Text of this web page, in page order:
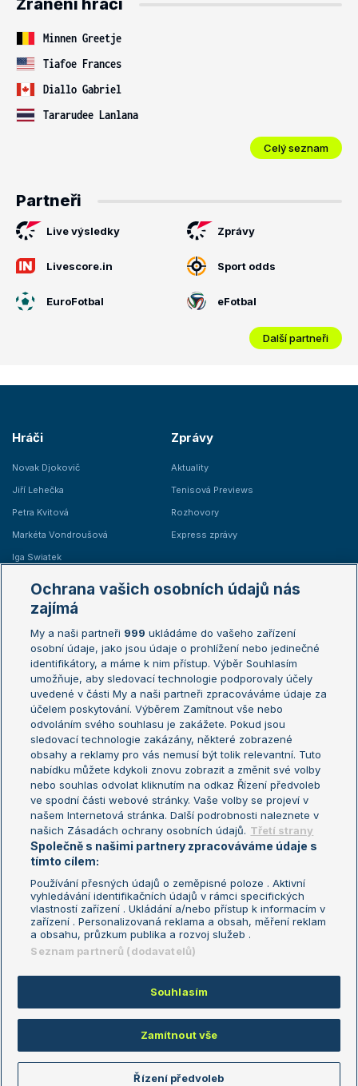
Zranění hráči
Minnen Greetje
Tiafoe Frances
Diallo Gabriel
Tararudee Lanlana
Celý seznam
Partneři
Live výsledky Zprávy
Livescore.in Sport odds
EuroFotbal eFotbal
Další partneři
Hráči
Novak Djokovič
Jiří Lehečka
Petra Kvitová
Markéta Vondroušová
Iga Swiatek
Zprávy
Aktuality
Tenisová Previews
Rozhovory
Express zprávy
Žebříčky
Žebříček ATP (muži)
Žebříček WTA (ženy)
Sázkařský žebříček
Australian Open
French Open
Wimbledon
US Open
Turnaj mistrů
Turnaj mistryň
Aktualní trendy
Fotbalové přestupy
Livesport Daily
LS Prague Open
Podmínky užití
Nastavení soukromí
GDPR a žurnalistika
Reklama
Kontakt
Informace o zpracování osobních
údajů
Copyright © 2008-2026 TenisPortal.cz. Využíváme zpravodajství ČTK.
Ochrana vašich osobních údajů nás
zajímá
My a naši partneři 999 ukládáme do vašeho zařízení
osobní údaje, jako jsou údaje o prohlížení nebo jedinečné
identifikátory, a máme k nim přístup. Výběr Souhlasím
umožňuje, aby sledovací technologie podporovaly účely
uvedené v části My a naši partneři zpracováváme údaje za
účelem poskytování. Výběrem Zamítnout vše nebo
odvoláním svého souhlasu je zakážete. Pokud jsou
sledovací technologie zakázány, některé zobrazené
obsahy a reklamy pro vás nemusí být tolik relevantní. Tuto
nabídku můžete kdykoli znovu zobrazit a změnit své volby
nebo souhlas odvolat kliknutím na odkaz Řízení předvoleb
ve spodní části webové stránky. Vaše volby se projeví v
našem Internetová stránka. Další podrobnosti naleznete v
našich Zásadách ochrany osobních údajů. Třetí strany
Společně s našimi partnery zpracováváme údaje s
tímto cílem:
Používání přesných údajů o zeměpisné poloze . Aktivní
vyhledávání identifikačních údajů v rámci specifických
vlastností zařízení . Ukládání a/nebo přístup k informacím v
zařízení . Personalizovaná reklama a obsah, měření reklam
a obsahu, průzkum publika a rozvoj služeb .
Seznam partnerů (dodavatelů)
Souhlasím
Zamítnout vše
Řízení předvoleb